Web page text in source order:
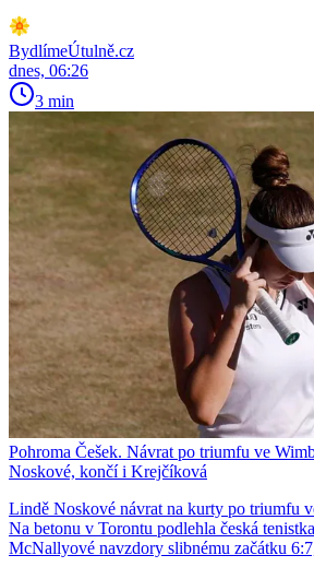
BydlímeÚtulně.cz
dnes, 06:26
3 min
Pohroma Češek. Návrat po triumfu ve
Noskové, končí i Krejčíková
Lindě Noskové návrat na kurty po triumfu
Na betonu v Torontu podlehla česká
McNallyové navzdory slibnému začátku